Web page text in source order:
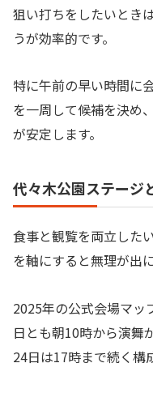
狙い打ちをしたいとき
うが効率的です。
特に午前の早い時間に
を一周して候補を決め
が安定します。
代々木公園ステージ
食事と観覧を両立した
を軸にすると無理が出
2025年の公式会場マッ
日とも朝10時から演舞
24日は17時まで続く構